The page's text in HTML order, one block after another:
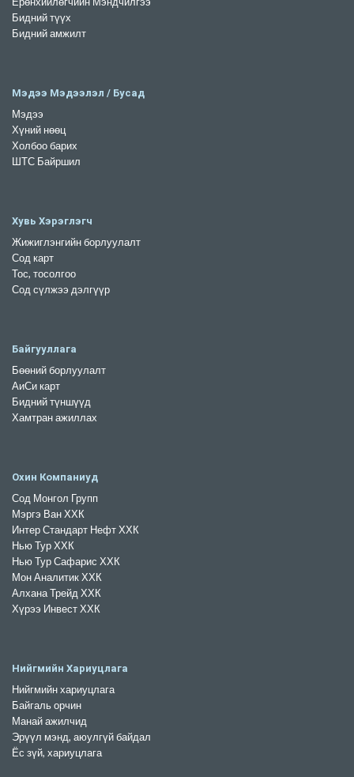
Бидний түүх
Бидний амжилт
Мэдээ Мэдээлэл / Бусад
Мэдээ
Хүний нөөц
Холбоо барих
ШТС Байршил
Хувь Хэрэглэгч
Жижиглэнгийн борлуулалт
Сод карт
Тос, тосолгоо
Сод сүлжээ дэлгүүр
Байгууллага
Бөөний борлуулалт
АиСи карт
Бидний түншүүд
Хамтран ажиллах
Охин Компаниуд
Сод Монгол Групп
Мэргэ Ван ХХК
Интер Стандарт Нефт ХХК
Нью Тур ХХК
Нью Тур Сафарис ХХК
Мон Аналитик ХХК
Алхана Трейд ХХК
Хүрээ Инвест ХХК
Нийгмийн Хариуцлага
Нийгмийн хариуцлага
Байгаль орчин
Манай ажилчид
Эрүүл мэнд, аюулгүй байдал
Ёс зүй, хариуцлага